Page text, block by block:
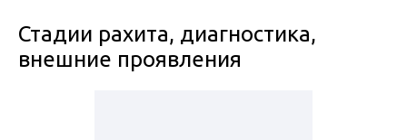
Стадии рахита, диагностика,
внешние проявления